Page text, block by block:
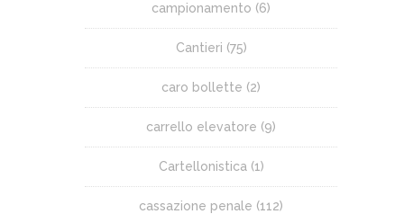
campionamento (6)
Cantieri (75)
caro bollette (2)
carrello elevatore (9)
Cartellonistica (1)
cassazione penale (112)